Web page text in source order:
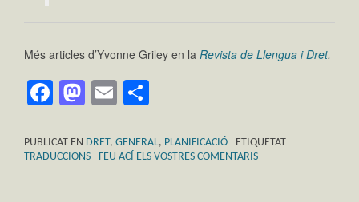
Més articles d’Yvonne Griley en la Revista de Llengua i Dret.
Facebook
Mastodon
Email
PUBLICAT EN DRET, GENERAL, PLANIFICACIÓ
ETIQUETAT
TRADUCCIONS
FEU ACÍ ELS VOSTRES COMENTARIS